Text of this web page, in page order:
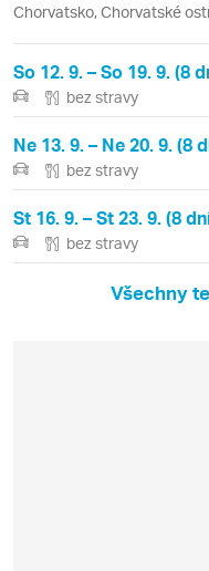
Chorvatsko, Chorvatské
So 12. 9. – So 19. 9. (8
bez stravy
Ne 13. 9. – Ne 20. 9. (8
bez stravy
St 16. 9. – St 23. 9. (8
bez stravy
Všechny